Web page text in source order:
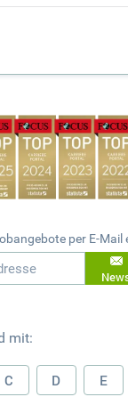
per E-Mail
mit:
C D E